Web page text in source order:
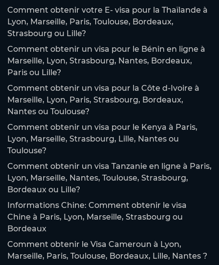
Comment obtenir votre E- visa pour la Thaïlande à
Lyon, Marseille, Paris, Toulouse, Bordeaux,
Strasbourg ou Lille?
Comment obtenir un visa pour le Bénin en ligne à
Marseille, Lyon, Strasbourg, Nantes, Bordeaux,
Paris ou Lille?
Comment obtenir un visa pour la Côte d-Ivoire à
Marseille, Lyon, Paris, Strasbourg, Bordeaux,
Nantes ou Toulouse?
Comment obtenir un visa pour le Kenya à Paris,
Lyon, Marseille, Strasbourg, Lille, Nantes ou
Toulouse?
Comment obtenir un visa Tanzanie en ligne à Paris,
Lyon, Marseille, Nantes, Toulouse, Strasbourg,
Bordeaux ou Lille?
Informations Chine: Comment obtenir le visa
Chine à Paris, Lyon, Marseille, Strasbourg ou
Bordeaux
Comment obtenir le Visa Cameroun à Lyon,
Marseille, Paris, Toulouse, Bordeaux, Lille, Nantes ?